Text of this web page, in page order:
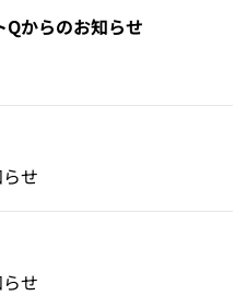
Qからのお知らせ
せ
せ